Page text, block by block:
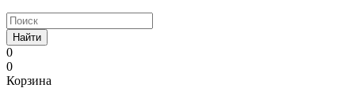
Найти
0
0
Корзина